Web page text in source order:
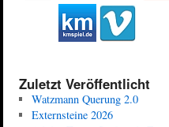
Zuletzt Veröffentlicht
Watzmann Querung 2.0
Externsteine 2026